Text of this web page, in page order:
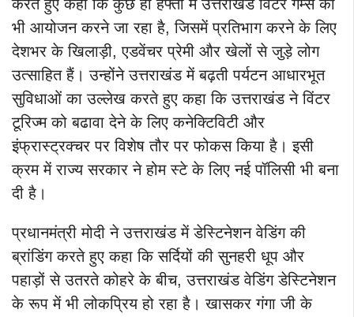
करते हुए कहा कि कुछ ही हफ्तों में उत्तराखंड विंटर गेम्स का
भी आयोजन करने जा रहा है, जिसमें प्रतिभाग करने के लिए
देशभर के खिलाड़ी, एडवेंचर प्रेमी और खेलों से जुड़े लोग
उत्साहित हैं। उन्होंने उत्तराखंड में बढ़ती पर्यटन आधारभूत
सुविधाओं का उल्लेख करते हुए कहा कि उत्तराखंड ने विंटर
टूरिज्म को बढावा देने के लिए कनेक्टिविटी और
इंफ्रास्ट्रक्चर पर विशेष तौर पर फोकस किया है। इसी
क्रम में राज्य सरकार ने होम स्टे के लिए नई पॉलिसी भी बना
दी है।
प्रधानमंत्री मोदी ने उत्तराखंड में डेस्टिनेशन वेडिंग की
ब्रांडिंग करते हुए कहा कि सर्दियों की सुनहरी धूप और
पहाड़ों से उतरते कोहरे के बीच, उत्तराखंड वेडिंग डेस्टिनेशन
के रूप में भी लोकप्रिय हो रहा है। खासकर गंगा जी के